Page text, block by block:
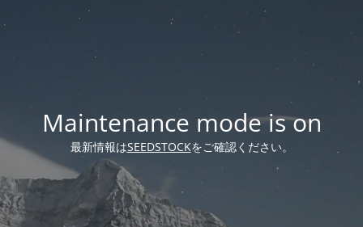
Maintenance mode is on
最新情報はSEEDSTOCKをご確認ください。